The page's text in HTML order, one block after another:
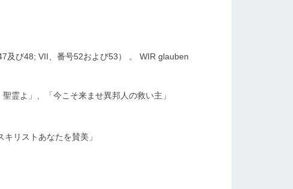
び48; VII、番号52および53） 。
WIR glauben
霊よ」、「今こそ来ませ異邦人の救い主」
キリストあなたを賛美」